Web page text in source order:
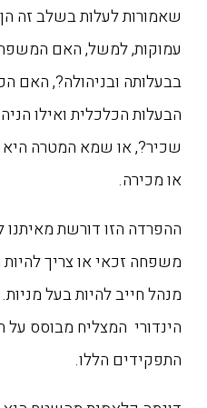
שאמורות לעלות בשלב זה
עמוקות, למשל, האם
בבעלותה ובניהולה?, האם
הבעלות הכלכלית ואילו
שכיר?, או שמא המטרה
או מכירה.
ההפרדה הזו דורשת מאיתנו
משפחה זכאי או צריך
מנהל חייב להיות בעל
הינדורי המצליח מבוסס
התפקידים הללו.